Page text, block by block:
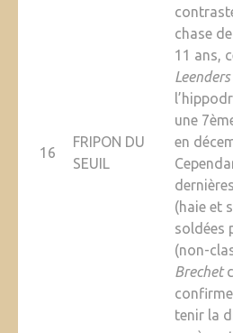
16
FRIPON DU
SEUIL
chase
11 ans,
Leenders
une
en
(haie et
soldées
(non-
Brechet
tenir la